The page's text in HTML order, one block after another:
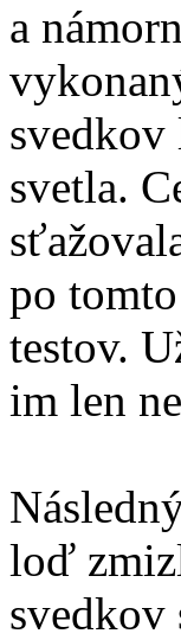
a
svedkov
svetla.
po
testov.
im len
loď
svedkov